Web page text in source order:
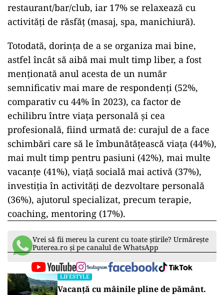
restaurant/bar/club, iar 17% se relaxează cu
activităţi de răsfăţ (masaj, spa, manichiură).
Totodată, dorinţa de a se organiza mai bine,
astfel încât să aibă mai mult timp liber, a fost
menţionată anul acesta de un număr
semnificativ mai mare de respondenţi (52%,
comparativ cu 44% în 2023), ca factor de
echilibru între viaţa personală şi cea
profesională, fiind urmată de: curajul de a face
schimbări care să le îmbunătăţească viaţa (44%),
mai mult timp pentru pasiuni (42%), mai multe
vacanţe (41%), viaţă socială mai activă (37%),
investiţia în activităţi de dezvoltare personală
(36%), ajutorul specializat, precum terapie,
coaching, mentoring (17%).
Vrei să fii mereu la curent cu toate știrile? Urmărește
Puterea.ro și pe canalul de WhatsApp
LIFESTYLE
Vacanță cu mâinile pline de pământ.